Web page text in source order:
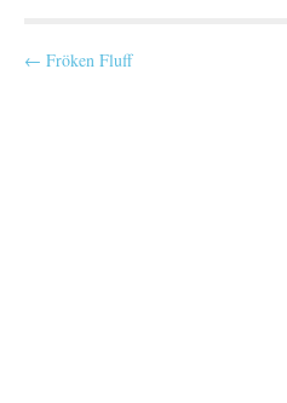
P
← Fröken Fluff